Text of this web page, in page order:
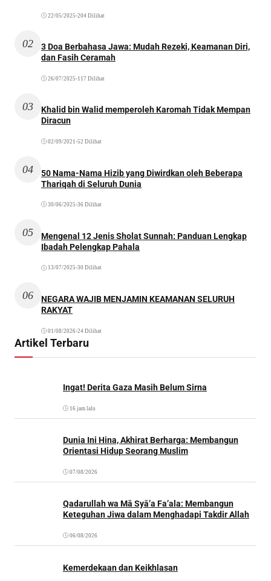
22/05/2025 •204 Dilihat
02
3 Doa Berbahasa Jawa: Mudah Rezeki, Keamanan Diri,
dan Fasih Ceramah
26/07/2025 •117 Dilihat
03
Khalid bin Walid memperoleh Karomah Tidak Mempan
Diracun
02/09/2021 •52 Dilihat
04
50 Nama-Nama Hizib yang Diwirdkan oleh Beberapa
Thariqah di Seluruh Dunia
30/06/2025 •36 Dilihat
05
Mengenal 12 Jenis Sholat Sunnah: Panduan Lengkap
Ibadah Pelengkap Pahala
13/07/2025 •30 Dilihat
06
NEGARA WAJIB MENJAMIN KEAMANAN SELURUH
RAKYAT
01/08/2026•24 Dilihat
Artikel Terbaru
Ingat! Derita Gaza Masih Belum Sirna
16 jam lalu
Dunia Ini Hina, Akhirat Berharga: Membangun
Orientasi Hidup Seorang Muslim
07/08/2026
Qadarullah wa Mā Syā’a Fa’ala: Membangun
Keteguhan Jiwa dalam Menghadapi Takdir Allah
06/08/2026
Kemerdekaan dan Keikhlasan